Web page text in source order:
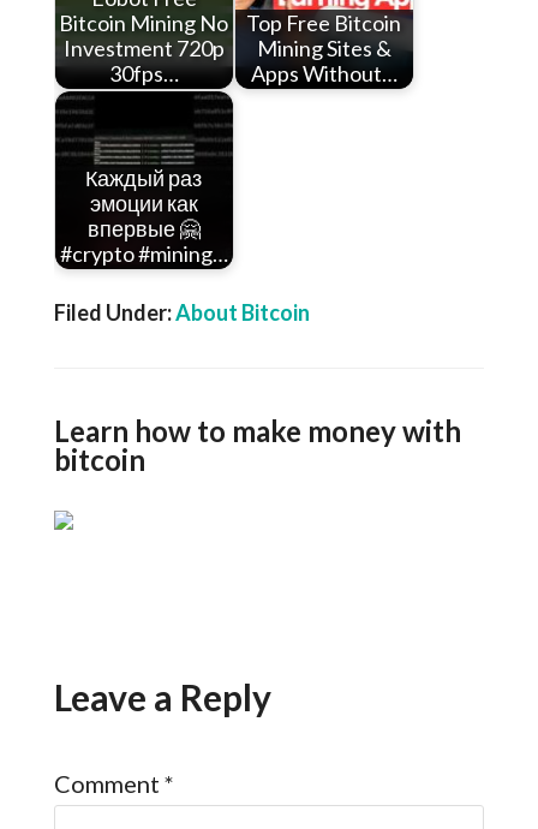
Bitcoin Mining No
Investment 720p
30fps…
Top Free Bitcoin
Mining Sites &
Apps Without…
Каждый раз
эмоции как
впервые 🤗
#crypto #mining…
Filed Under:About Bitcoin
Learn how to make money with
bitcoin
Leave a Reply
Comment *